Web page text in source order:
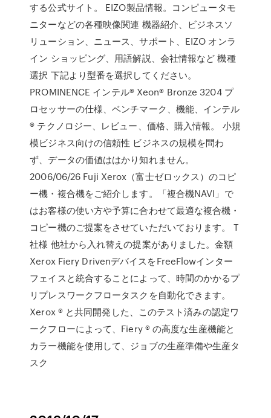
する公式サイト。 EIZO製品情報。コンピュータモ
ニターなどの各種映像関連 機器紹介、ビジネスソ
リューション、ニュース、サポート、EIZO オンラ
イン ショッピング、用語解説、会社情報など 機種
選択 下記より型番を選択してください。
PROMINENCE インテル® Xeon® Bronze 3204 プ
ロセッサーの仕様、ベンチマーク、機能、インテル
® テクノロジー、レビュー、価格、購入情報。 小規
模ビジネス向けの信頼性 ビジネスの規模を問わ
ず、データの価値ははかり知れません。
2006/06/26 Fuji Xerox（富士ゼロックス）のコピ
ー機・複合機をご紹介します。「複合機NAVI」で
はお客様の使い方や予算に合わせて最適な複合機・
コピー機のご提案をさせていただいております。 T
社様 他社から入れ替えの提案がありました。金額
Xerox Fiery DrivenデバイスをFreeFlowインター
フェイスと統合することによって、時間のかかるプ
リプレスワークフロータスクを自動化できます。
Xerox ® と共同開発した、このテスト済みの認定ワ
ークフローによって、Fiery ® の高度な生産機能と
カラー機能を使用して、ジョブの生産準備や生産タ
スク